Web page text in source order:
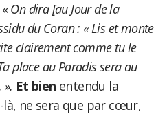
On dira [au Jour de la
du Coran : « Lis et monte
clairement comme tu le
place au Paradis sera au
Et bien entendu la
ne sera que par cœur,